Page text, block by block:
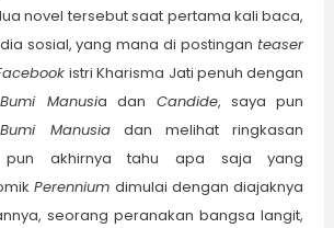
novel tersebut saat pertama kali baca,
sosial, yang mana di postinganteaser
istri Kharisma Jati penuh dengan
Bumi Manusia dan Candide, saya pun
Bumi Manusiadan melihat ringkasan
akhirnya tahu apa saja yang
Perennium dimulai dengan diajaknya
seorang peranakan bangsa langit,